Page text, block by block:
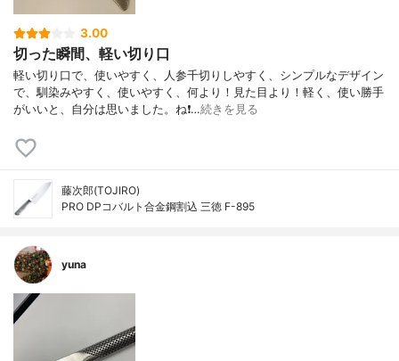
3.00
切った瞬間、軽い切り口
軽い切り口で、使いやすく、人参千切りしやすく、シンプルなデザイン
で、馴染みやすく、使いやすく、何より！見た目より！軽く、使い勝手
がいいと、自分は思いました。ね❗…続きを見る
藤次郎(TOJIRO)
PRO DPコバルト合金鋼割込 三徳 F-895
yuna